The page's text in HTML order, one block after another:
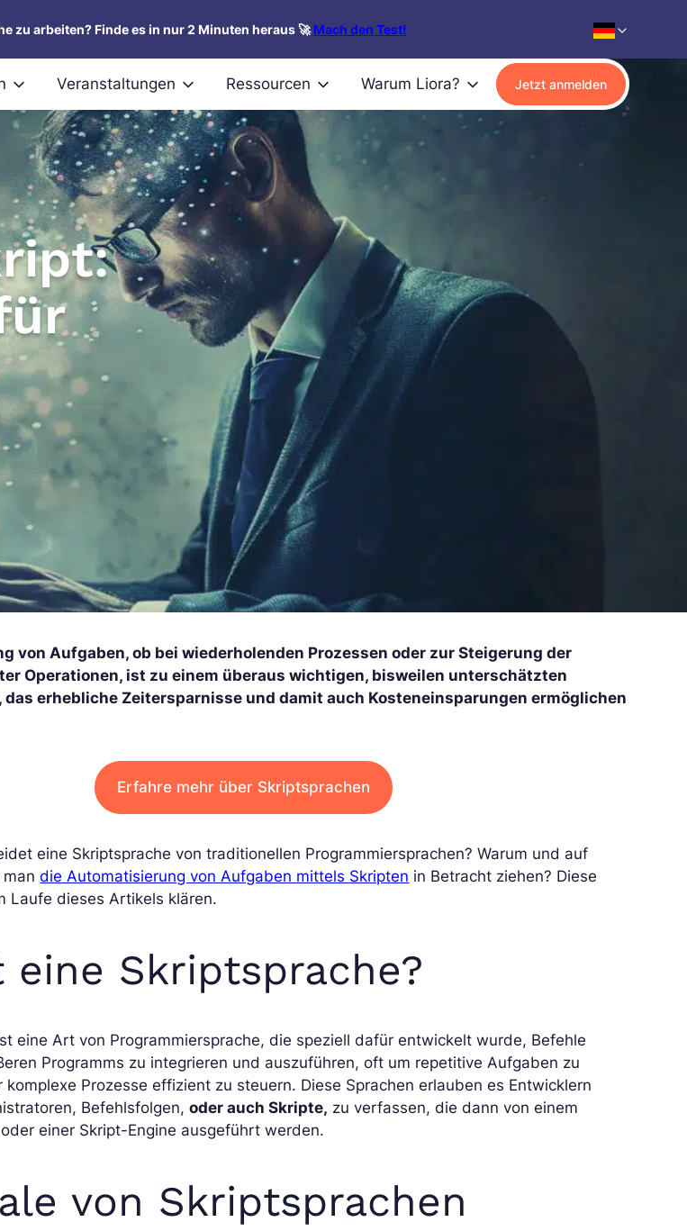
zu arbeiten? Finde es in nur 2 Minuten heraus 🚀Mach den Test!
Veranstaltungen Ressourcen Warum Liora? Jetzt anmelden
von Aufgaben, ob bei wiederholenden Prozessen oder zur Steigerung der
Operationen, ist zu einem überaus wichtigen, bisweilen unterschätzten
das erhebliche Zeitersparnisse und damit auch Kosteneinsparungen ermöglichen
Erfahre mehr über Skriptsprachen
eine Skriptsprache von traditionellen Programmiersprachen? Warum und auf
mandie Automatisierung von Aufgaben mittels Skripten in Betracht ziehen? Diese
Laufe dieses Artikels klären.
eine Skriptsprache?
eine Art von Programmiersprache, die speziell dafür entwickelt wurde, Befehle
Programms zu integrieren und auszuführen, oft um repetitive Aufgaben zu
Prozesse effizient zu steuern. Diese Sprachen erlauben es Entwicklern
Befehlsfolgen,oder auch Skripte, zu verfassen, die dann von einem
einer Skript-Engine ausgeführt werden.
von Skriptsprachen